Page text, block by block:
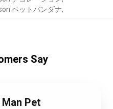
ペットバンダナ,
Say
Pet